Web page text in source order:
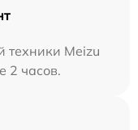
техники Meizu
2 часов.